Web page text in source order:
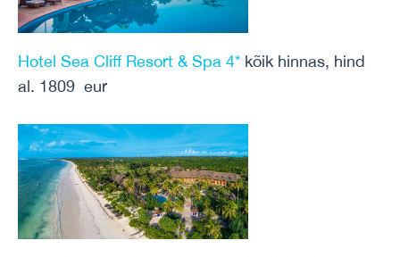
Hotel Sea Cliff Resort & Spa 4* kõik hinnas, hind
al. 1809 eur